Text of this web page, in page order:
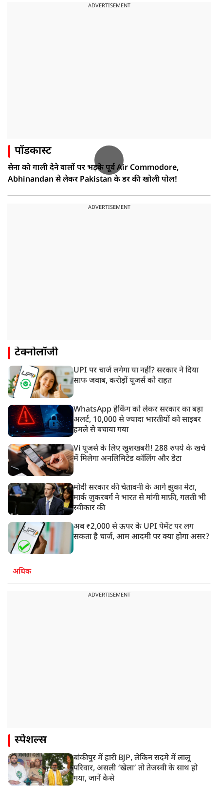
ADVERTISEMENT
पॉडकास्ट
सेना को गाली देने वालों पर भड़के पूर्व Air Commodore,
Abhinandan से लेकर Pakistan के डर की खोली पोल!
ADVERTISEMENT
टेक्नोलॉजी
UPI पर चार्ज लगेगा या नहीं? सरकार ने दिया
साफ जवाब, करोड़ों यूजर्स को राहत
WhatsApp हैकिंग को लेकर सरकार का बड़ा
अलर्ट, 10,000 से ज्यादा भारतीयों को साइबर
हमले से बचाया गया
Vi यूजर्स के लिए खुशखबरी! 288 रुपये के खर्च
में मिलेगा अनलिमिटेड कॉलिंग और डेटा
मोदी सरकार की चेतावनी के आगे झुका मेटा,
मार्क ज़ुकरबर्ग ने भारत से मांगी माफ़ी, गलती भी
स्वीकार की
अब ₹2,000 से ऊपर के UPI पेमेंट पर लग
सकता है चार्ज, आम आदमी पर क्या होगा असर?
अधिक
ADVERTISEMENT
स्पेशल्स
बांकीपुर में हारी BJP, लेकिन सदमे में लालू
परिवार, असली ‘खेला’ तो तेजस्वी के साथ हो
गया, जानें कैसे